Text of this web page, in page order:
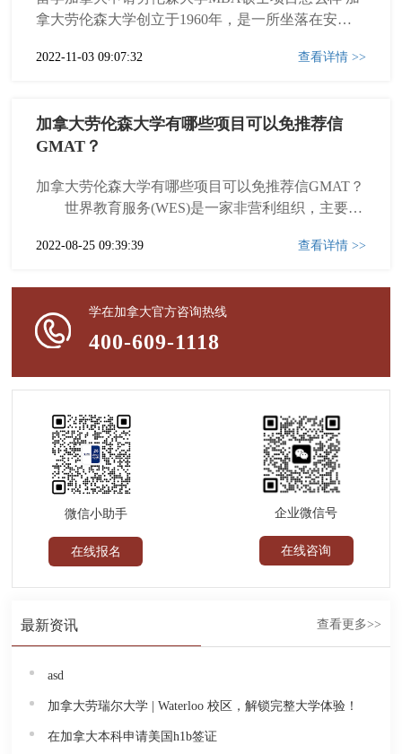
拿大劳伦森大学创立于1960年，是一所坐落在安大
业，涵盖从本科到博士项目的各个教育层次。有来
连续多年安大略省排名第一，...
2022-11-03 09:07:32 查看详情 >>
加拿大劳伦森大学有哪些项目可以免推荐信
GMAT？
加拿大劳伦森大学有哪些项目可以免推荐信GMAT？
世界教育服务(WES)是一家非营利组织，主要为
书评估.WES获得加拿大证书评估服务联盟(ACEC)的
告可帮助...
2022-08-25 09:39:39 查看详情 >>
学在加拿大官方咨询热线
400-609-1118
微信小助手
在线报名
企业微信号
在线咨询
最新资讯 查看更多>>
asd
加拿大劳瑞尔大学 | Waterloo 校区，解锁完整大学体验！
在加拿大本科申请美国h1b签证